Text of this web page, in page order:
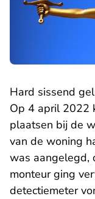
Hard sissend
Op 4 april 2022
plaatsen bij de
van de woning
was aangelegd,
monteur ging
detectiemeter